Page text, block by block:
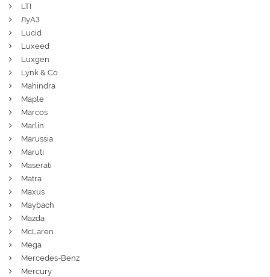
LTI
ЛуАЗ
Lucid
Luxeed
Luxgen
Lynk & Co
Mahindra
Maple
Marcos
Marlin
Marussia
Maruti
Maserati
Matra
Maxus
Maybach
Mazda
McLaren
Mega
Mercedes-Benz
Mercury